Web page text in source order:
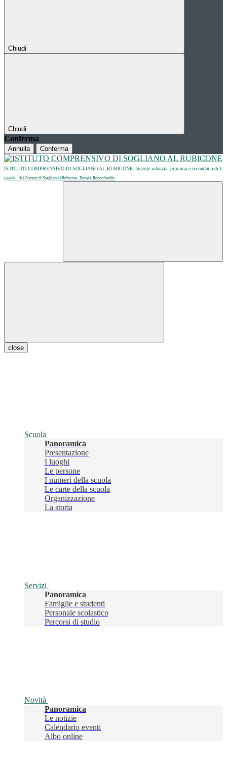
Chiudi
Chiudi
Conferma
Annulla Conferma
ISTITUTO COMPRENSIVO DI SOGLIANO AL RUBICONE
Scuole infanzia, primaria e secondaria di I
grado
dei Comuni di Sogliano al Rubicone, Borghi, Roncofreddo
close
Scuola
Panoramica
Presentazione
I luoghi
Le persone
I numeri della scuola
Le carte della scuola
Organizzazione
La storia
Servizi
Panoramica
Famiglie e studenti
Personale scolastico
Percorsi di studio
Novità
Panoramica
Le notizie
Calendario eventi
Albo online